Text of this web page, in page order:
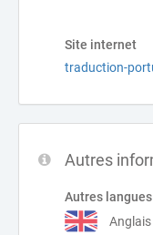
Site internet
traduction-
Autres
Autres
Anglais